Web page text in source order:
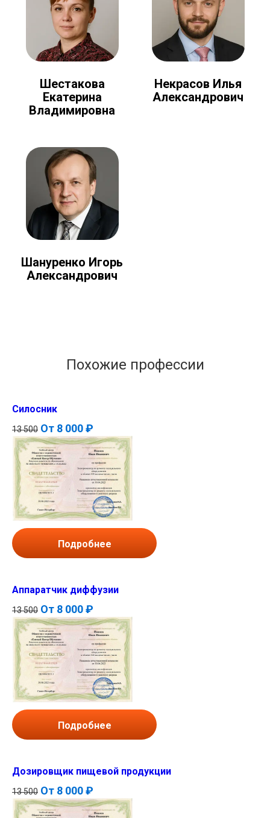
Шестакова
Екатерина
Владимировна
Некрасов Илья
Александрович
Шануренко Игорь
Александрович
Похожие профессии
Силосник
13 500 От 8 000 ₽
Подробнее
Аппаратчик диффузии
13 500 От 8 000 ₽
Подробнее
Дозировщик пищевой продукции
13 500 От 8 000 ₽